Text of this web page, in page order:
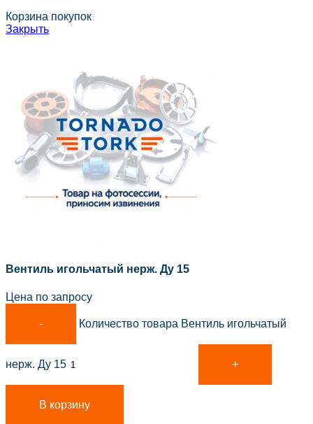
Корзина покупок
Закрыть
Вентиль игольчатый нерж. Ду 15
Цена по запросу
Количество товара Вентиль игольчатый
нерж. Ду 15
В корзину